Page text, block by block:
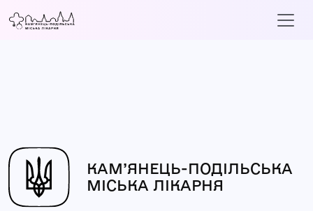
КАМ’ЯНЕЦЬ-ПОДІЛЬСЬКА
МІСЬКА ЛІКАРНЯ